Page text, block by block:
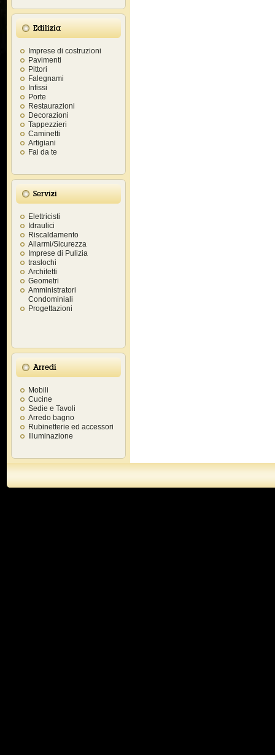
Edilizia
Imprese di costruzioni
Pavimenti
Pittori
Falegnami
Infissi
Porte
Restaurazioni
Decorazioni
Tappezzieri
Caminetti
Artigiani
Fai da te
Servizi
Elettricisti
Idraulici
Riscaldamento
Allarmi/Sicurezza
Imprese di Pulizia
traslochi
Architetti
Geometri
Amministratori
Condominiali
Progettazioni
Arredi
Mobili
Cucine
Sedie e Tavoli
Arredo bagno
Rubinetterie ed accessori
Illuminazione